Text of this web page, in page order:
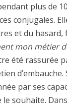
plus de
conjugales.
et du hasard,
mon métier
été rassurée
d’embauche.
par ses
souhaite.